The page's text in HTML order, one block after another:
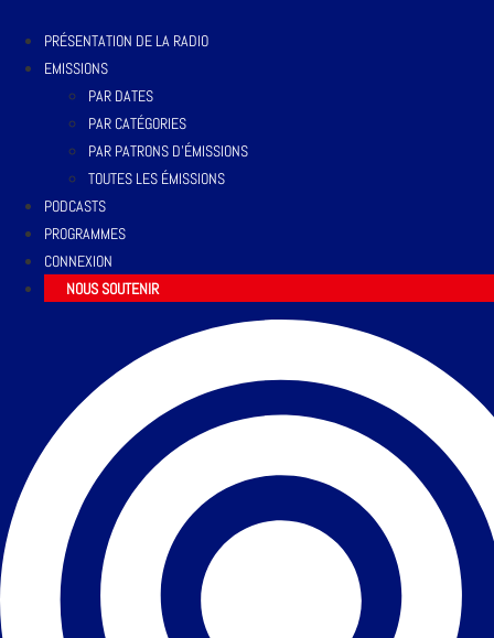
PRÉSENTATION DE LA RADIO
EMISSIONS
PAR DATES
PAR CATÉGORIES
PAR PATRONS D’ÉMISSIONS
TOUTES LES ÉMISSIONS
PODCASTS
PROGRAMMES
CONNEXION
NOUS SOUTENIR